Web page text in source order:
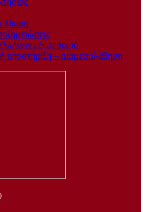
εξωτερικού
υποστήριξη – Διαμεσολάβηση